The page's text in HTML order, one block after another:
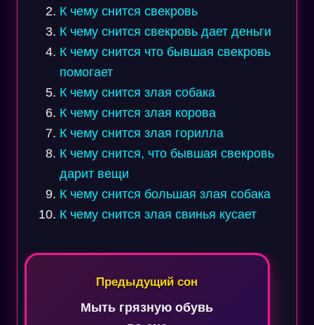
К чему снится свекровь
К чему снится свекровь дает деньги
К чему снится что бывшая свекровь
помогает
К чему снится злая собака
К чему снится злая корова
К чему снится злая горилла
К чему снится, что бывшая свекровь
дарит вещи
К чему снится большая злая собака
К чему снится злая свинья кусает
Навигация
записям
Предыдущий сон
Мыть грязную обувь